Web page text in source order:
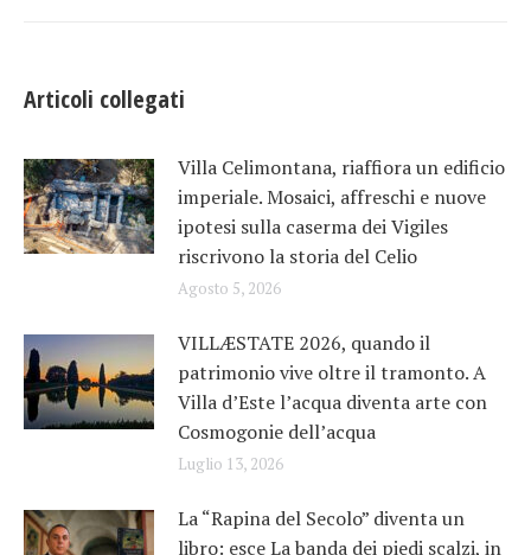
Articoli collegati
Villa Celimontana, riaffiora un edificio
imperiale. Mosaici, affreschi e nuove
ipotesi sulla caserma dei Vigiles
riscrivono la storia del Celio
Agosto 5, 2026
VILLÆSTATE 2026, quando il
patrimonio vive oltre il tramonto. A
Villa d’Este l’acqua diventa arte con
Cosmogonie dell’acqua
Luglio 13, 2026
La “Rapina del Secolo” diventa un
libro: esce La banda dei piedi scalzi, in